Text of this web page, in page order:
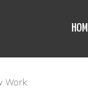
Work